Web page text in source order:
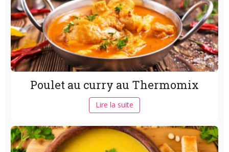
Poulet au curry au Thermomix
Lire la suite